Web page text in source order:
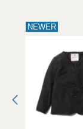
NEWER